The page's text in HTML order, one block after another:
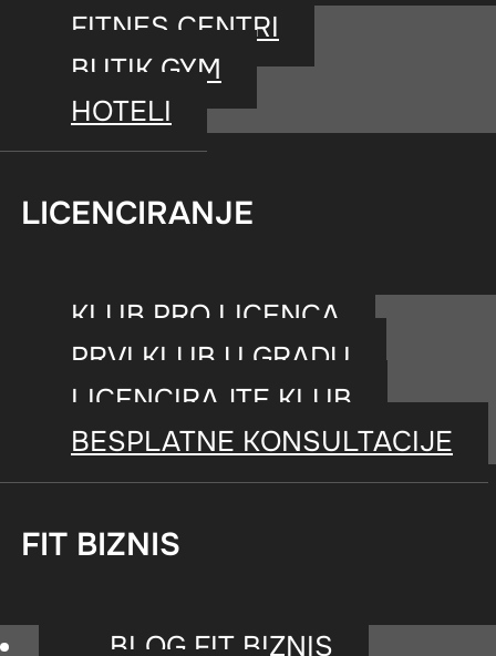
FITNES CENTRI
BUTIK GYM
HOTELI
LICENCIRANJE
KLUB PRO LICENCA
PRVI KLUB U GRADU
LICENCIRAJTE KLUB
BESPLATNE KONSULTACIJE
FIT BIZNIS
BLOG FIT BIZNIS